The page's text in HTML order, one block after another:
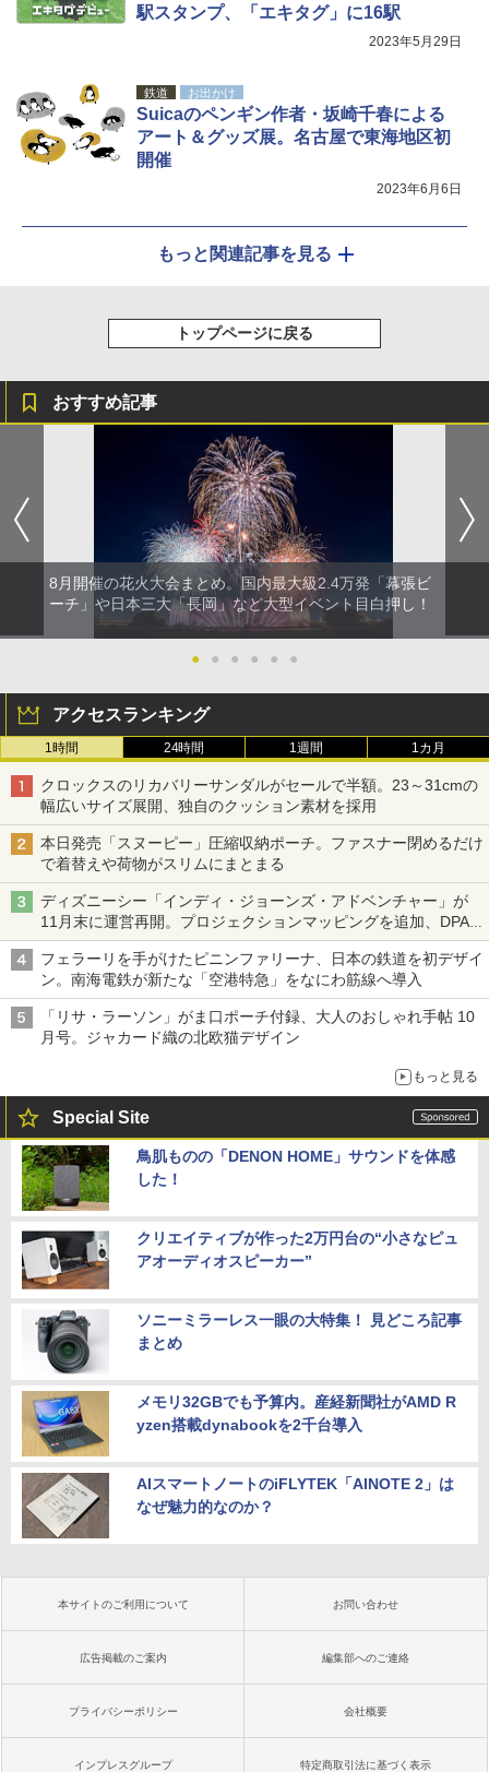
駅スタンプ、「エキタグ」に16駅
2023年5月29日
鉄道 お出かけ
Suicaのペンギン作者・坂崎千春による
アート＆グッズ展。名古屋で東海地区初
開催
2023年6月6日
もっと関連記事を見る
トップページに戻る
おすすめ記事
8月開催の花火大会まとめ。国内最大級2.4万発「幕張ビ
ーチ」や日本三大「長岡」など大型イベント目白押し！
● ● ● ● ● ●
アクセスランキング
1時間 24時間 1週間 1カ月
クロックスのリカバリーサンダルがセールで半額。23～31cmの
幅広いサイズ展開、独自のクッション素材を採用
本日発売「スヌーピー」圧縮収納ポーチ。ファスナー閉めるだけ
で着替えや荷物がスリムにまとまる
ディズニーシー「インディ・ジョーンズ・アドベンチャー」が
11月末に運営再開。プロジェクションマッピングを追加、DPA
は1500円
フェラーリを手がけたピニンファリーナ、日本の鉄道を初デザイ
ン。南海電鉄が新たな「空港特急」をなにわ筋線へ導入
「リサ・ラーソン」がま口ポーチ付録、大人のおしゃれ手帖 10
月号。ジャカード織の北欧猫デザイン
もっと見る
Special Site
鳥肌ものの「DENON HOME」サウンドを体感
した！
クリエイティブが作った2万円台の“小さなピュ
アオーディオスピーカー”
ソニーミラーレス一眼の大特集！ 見どころ記事
まとめ
メモリ32GBでも予算内。産経新聞社がAMD R
yzen搭載dynabookを2千台導入
AIスマートノートのiFLYTEK「AINOTE 2」は
なぜ魅力的なのか？
本サイトのご利用について お問い合わせ
広告掲載のご案内 編集部へのご連絡
プライバシーポリシー 会社概要
インプレスグループ 特定商取引法に基づく表示